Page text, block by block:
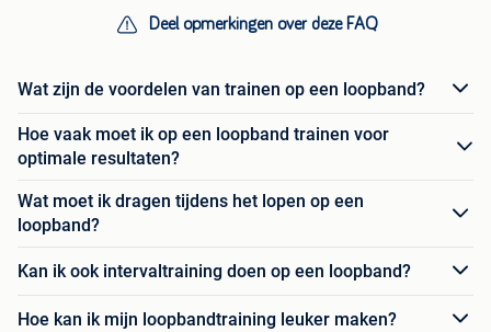
Deel opmerkingen over deze FAQ
Wat zijn de voordelen van trainen op een loopband?
Hoe vaak moet ik op een loopband trainen voor
optimale resultaten?
Wat moet ik dragen tijdens het lopen op een
loopband?
Kan ik ook intervaltraining doen op een loopband?
Hoe kan ik mijn loopbandtraining leuker maken?